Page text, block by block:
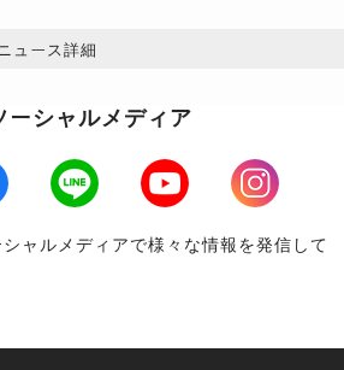
ュース詳細
ーシャルメディア
LINE Youtube
Instagram
ャルメディアで様々な情報を発信して